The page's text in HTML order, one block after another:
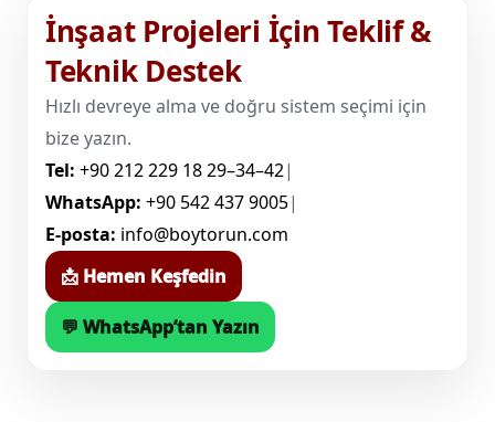
İnşaat Projeleri İçin Teklif &
Teknik Destek
Hızlı devreye alma ve doğru sistem seçimi için
bize yazın.
Tel: +90 212 229 18 29–34–42|
WhatsApp: +90 542 437 9005|
E-posta: info@boytorun.com
📩 Hemen Keşfedin
💬 WhatsApp’tan Yazın